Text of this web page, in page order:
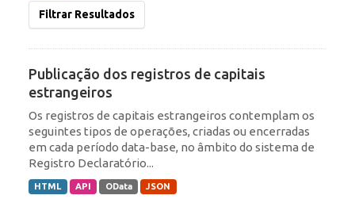
Filtrar Resultados
Publicação dos registros de capitais
estrangeiros
Os registros de capitais estrangeiros contemplam os
seguintes tipos de operações, criadas ou encerradas
em cada período data-base, no âmbito do sistema de
Registro Declaratório...
HTML API OData JSON